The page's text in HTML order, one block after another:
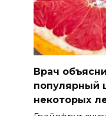
Врач
популярный
некоторых